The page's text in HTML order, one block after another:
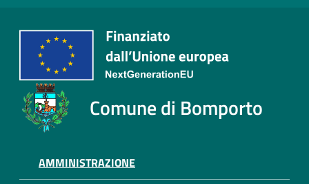
Comune di Bomporto
AMMINISTRAZIONE